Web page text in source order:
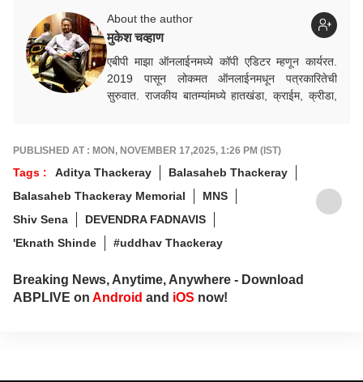
About the author
मुकेश चव्हाण
एबीपी माझा ऑनलाईनमध्ये कॉपी एडिटर म्हणून कार्यरत.
2019 पासून लोकमत ऑनलाईनमधून पत्रकारितेची
सुरुवात. राजकीय बातम्यांमध्ये हातखंडा, क्राईम, क्रीडा,
PUBLISHED AT : MON, NOVEMBER 17,2025, 1:26 PM (IST)
Tags : Aditya Thackeray
Balasaheb Thackeray
Balasaheb Thackeray Memorial
MNS
Shiv Sena
DEVENDRA FADNAVIS
'Eknath Shinde
#uddhav Thackeray
Breaking News, Anytime, Anywhere - Download
ABPLIVE on Android and iOS now!